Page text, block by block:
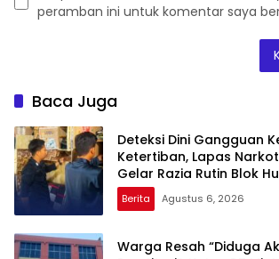
peramban ini untuk komentar saya
Baca Juga
Deteksi Dini Gangguan
Ketertiban, Lapas
Gelar Razia Rutin Blok
Berita Agustus 6, 2026
Warga Resah “Diduga